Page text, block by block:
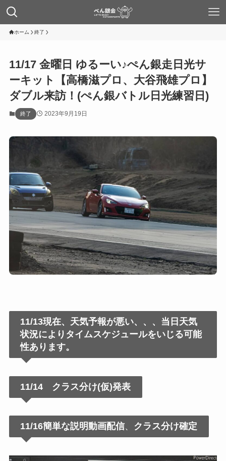
ホーム 終了
11/17 金曜日 ゆるーい♪ぺん銀走日光サ
ーキット【高橋滋プロ、大谷飛雄プロ】
ダブル来訪！(ぺん銀バトル日光練習日)
終了 2023年9月19日
11/13現在、天気予報が悪い、、、当日天気
状況によりタイムスケジュールをいじる可能
性あります。
11/14 クラス分け(仮)発表
11/16簡単な説明動画配信、 クラス分け確定